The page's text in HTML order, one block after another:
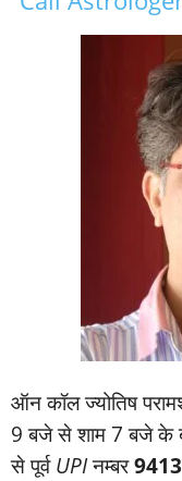
ऑन कॉल ज्‍योतिष
9 बजे से शाम 7 बजे के
से पूर्वUPIनम्‍बर